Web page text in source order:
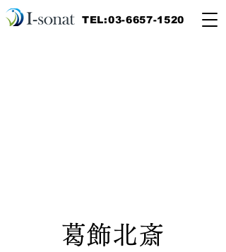
TEL:03-6657-1520
葛飾北斎